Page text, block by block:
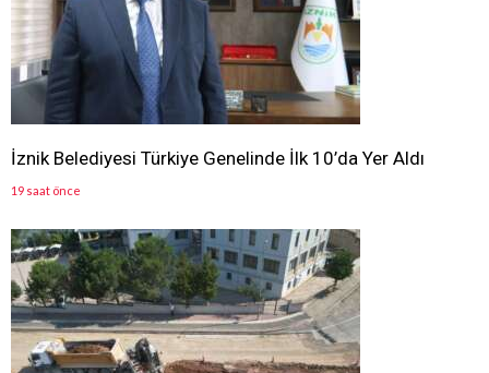
İznik Belediyesi Türkiye Genelinde İlk 10’da Yer Aldı
19 saat önce